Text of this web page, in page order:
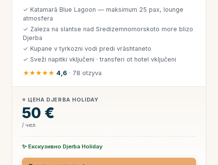
✓ Katamarã Blue Lagoon — maksimum 25 pax, lounge
atmosfera
✓ Zaleza na slantse nad Sredizemnomorskoto more blizo
Djerba
✓ Kupane v tyrkozni vodi predi vrãshtaneto
✓ Sveži napitki vključeni · transferi ot hotel vključeni
★★★★★ 4,6 · 78 otzyva
⭐ ЦЕНА DJERBA HOLIDAY
50 €
/ чел.
✨ Екскузивно Djerba Holiday